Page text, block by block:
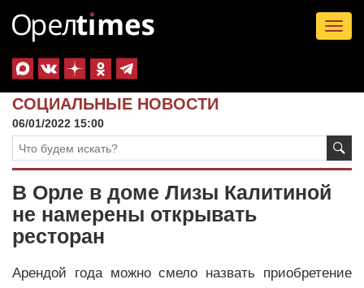
СОЦИАЛЬНЫЕ НОВОСТИ
06/01/2022 15:00
В Орле в доме Лизы Калитиной
не намерены открывать
ресторан
Арендой года можно смело назвать приобретение